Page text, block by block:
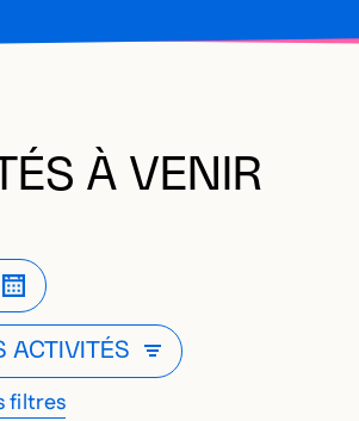
À VENIR
ACTUELLEMENT APPLIQUÉ
LA MODALE DE LISTE DE
FILTRE ACTUELLEMENT
ACTIVITÉS
OUVRIR LA MODALE DE LISTE
filtres